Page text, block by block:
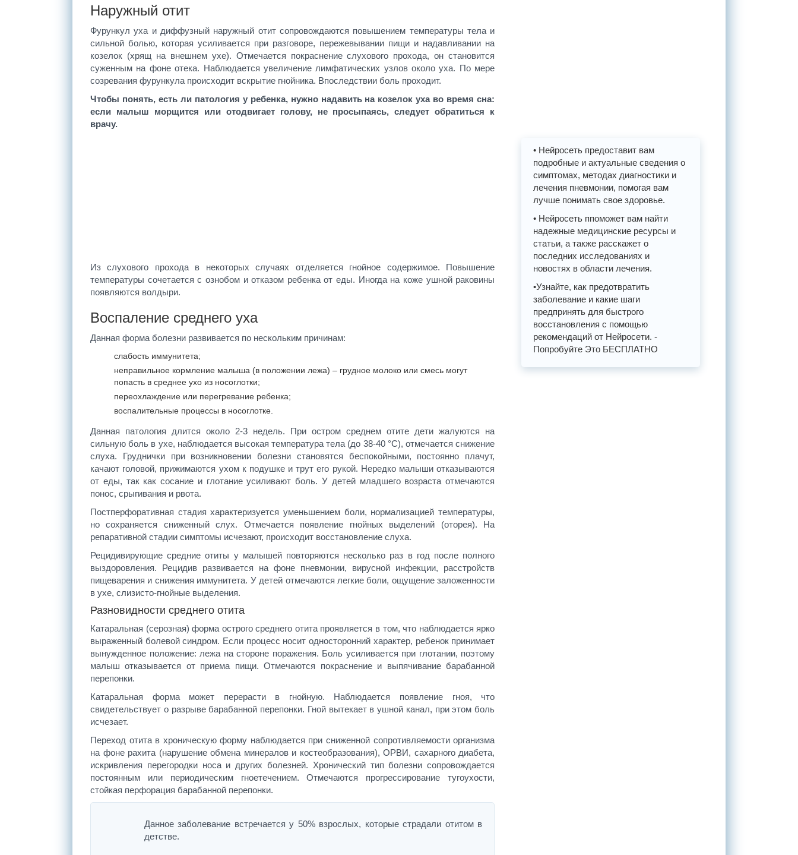
Наружный отит
Фурункул уха и диффузный наружный отит сопровождаются повышением температуры тела и
сильной болью, которая усиливается при разговоре, пережевывании пищи и надавливании на
козелок (хрящ на внешнем ухе). Отмечается покраснение слухового прохода, он становится
суженным на фоне отека. Наблюдается увеличение лимфатических узлов около уха. По мере
созревания фурункула происходит вскрытие гнойника. Впоследствии боль проходит.
Чтобы понять, есть ли патология у ребенка, нужно надавить на козелок уха во время сна:
если малыш морщится или отодвигает голову, не просыпаясь, следует обратиться к
врачу.
Из слухового прохода в некоторых случаях отделяется гнойное содержимое. Повышение
температуры сочетается с ознобом и отказом ребенка от еды. Иногда на коже ушной раковины
появляются волдыри.
Воспаление среднего уха
Данная форма болезни развивается по нескольким причинам:
слабость иммунитета;
неправильное кормление малыша (в положении лежа) – грудное молоко или смесь могут
попасть в среднее ухо из носоглотки;
переохлаждение или перегревание ребенка;
воспалительные процессы в носоглотке.
Данная патология длится около 2-3 недель. При остром среднем отите дети жалуются на
сильную боль в ухе, наблюдается высокая температура тела (до 38-40 °С), отмечается снижение
слуха. Груднички при возникновении болезни становятся беспокойными, постоянно плачут,
качают головой, прижимаются ухом к подушке и трут его рукой. Нередко малыши отказываются
от еды, так как сосание и глотание усиливают боль. У детей младшего возраста отмечаются
понос, срыгивания и рвота.
Постперфоративная стадия характеризуется уменьшением боли, нормализацией температуры,
но сохраняется сниженный слух. Отмечается появление гнойных выделений (оторея). На
репаративной стадии симптомы исчезают, происходит восстановление слуха.
Рецидивирующие средние отиты у малышей повторяются несколько раз в год после полного
выздоровления. Рецидив развивается на фоне пневмонии, вирусной инфекции, расстройств
пищеварения и снижения иммунитета. У детей отмечаются легкие боли, ощущение заложенности
в ухе, слизисто-гнойные выделения.
Разновидности среднего отита
Катаральная (серозная) форма острого среднего отита проявляется в том, что наблюдается ярко
выраженный болевой синдром. Если процесс носит односторонний характер, ребенок принимает
вынужденное положение: лежа на стороне поражения. Боль усиливается при глотании, поэтому
малыш отказывается от приема пищи. Отмечаются покраснение и выпячивание барабанной
перепонки.
Катаральная форма может перерасти в гнойную. Наблюдается появление гноя, что
свидетельствует о разрыве барабанной перепонки. Гной вытекает в ушной канал, при этом боль
исчезает.
Переход отита в хроническую форму наблюдается при сниженной сопротивляемости организма
на фоне рахита (нарушение обмена минералов и костеобразования), ОРВИ, сахарного диабета,
искривления перегородки носа и других болезней. Хронический тип болезни сопровождается
постоянным или периодическим гноетечением. Отмечаются прогрессирование тугоухости,
стойкая перфорация барабанной перепонки.
Данное заболевание встречается у 50% взрослых, которые страдали отитом в
детстве.
• Нейросеть предоставит вам
подробные и актуальные сведения о
симптомах, методах диагностики и
лечения пневмонии, помогая вам
лучше понимать свое здоровье.
• Нейросеть ппоможет вам найти
надежные медицинские ресурсы и
статьи, а также расскажет о
последних исследованиях и
новостях в области лечения.
•Узнайте, как предотвратить
заболевание и какие шаги
предпринять для быстрого
восстановления с помощью
рекомендаций от Нейросети. -
Попробуйте Это БЕСПЛАТНО